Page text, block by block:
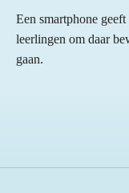
Een smartphone
leerlingen om daar
gaan.